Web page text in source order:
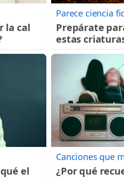
la cal
Parece ciencia
Prepárate
estas
el
Canciones que
¿Por qué